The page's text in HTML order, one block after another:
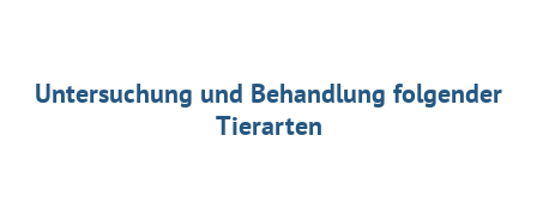
Untersuchung und Behandlung folgender
Tierarten